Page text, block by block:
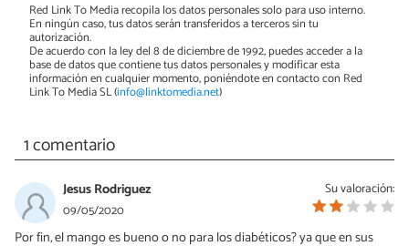
Red Link To Media recopila los datos personales solo para uso interno.
En ningún caso, tus datos serán transferidos a terceros sin tu
autorización.
De acuerdo con la ley del 8 de diciembre de 1992, puedes acceder a la
base de datos que contiene tus datos personales y modificar esta
información en cualquier momento, poniéndote en contacto con Red
Link To Media SL (info@linktomedia.net)
1 comentario
Su valoración:
Jesus Rodriguez
09/05/2020
Por fin, el mango es bueno o no para los diabéticos? ya que en sus